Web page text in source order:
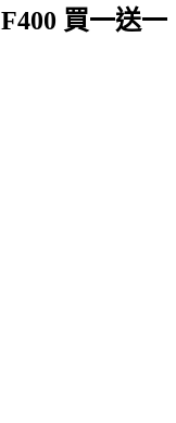
買一送一